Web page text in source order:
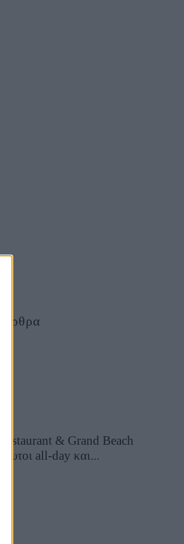
Άρθρα
& Grand Beach
all-day και...